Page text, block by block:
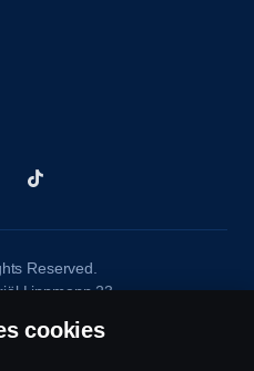
Reserved.
Lippmann 23 -
cookies